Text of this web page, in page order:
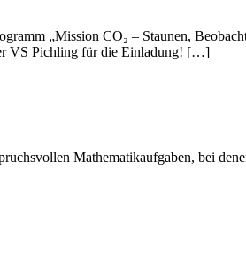
„Mission CO₂ – Staunen,
VS Pichling für die Einladung! […]
Mathematikaufgaben, bei